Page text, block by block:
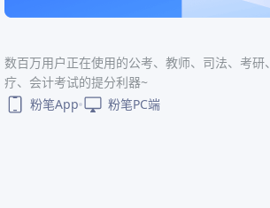
数百万用户正在使用的公考、教师、司法、考研
疗、会计考试的提分利器~
粉笔App
粉笔PC端